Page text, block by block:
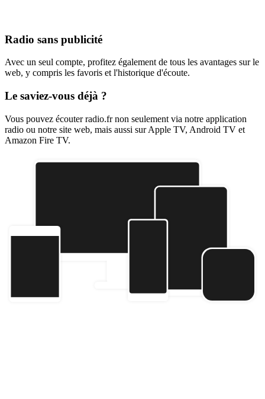
Radio sans publicité
Avec un seul compte, profitez également de tous les avantages sur le
web, y compris les favoris et l'historique d'écoute.
Le saviez-vous déjà ?
Vous pouvez écouter radio.fr non seulement via notre application
radio ou notre site web, mais aussi sur Apple TV, Android TV et
Amazon Fire TV.